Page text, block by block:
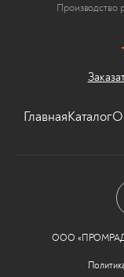
Производство
ГлавнаяКаталогО
ООО